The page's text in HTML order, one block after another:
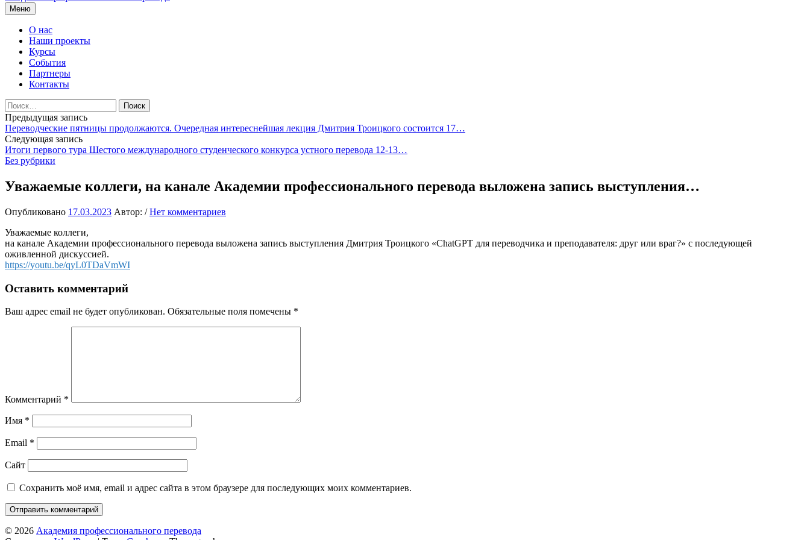
Перейти
к
содержимому
Меню
О нас
Наши проекты
Курсы
События
Партнеры
Контакты
Найти:
Навигация
по
записям
Предыдущая запись
Переводческие пятницы продолжаются. Очередная интереснейшая лекция Дмитрия Троицкого состоится 17…
Следующая запись
Итоги первого тура Шестого международного студенческого конкурса устного перевода 12-13…
Без рубрики
Уважаемые коллеги, на канале Академии профессионального перевода выложена запись выступления…
Опубликовано 17.03.2023 Автор: /Нет комментариев
Уважаемые коллеги,
на канале Академии профессионального перевода выложена запись выступления Дмитрия Троицкого «ChatGPT для переводчика и преподавателя: друг или враг?» с последующей
оживленной дискуссией.
https://youtu.be/qyL0TDaVmWI
Оставить комментарий
Ваш адрес email не будет опубликован. Обязательные поля помечены *
Комментарий *
Имя *
Email *
Сайт
Сохранить моё имя, email и адрес сайта в этом браузере для последующих моих комментариев.
© 2026 Академия профессионального перевода